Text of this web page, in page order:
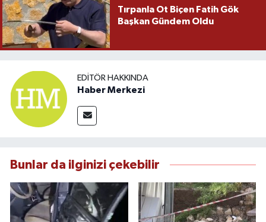
Tırpanla Ot Biçen Fatih Gök
Başkan Gündem Oldu
EDITÖR HAKKINDA
Haber Merkezi
Bunlar da ilginizi çekebilir